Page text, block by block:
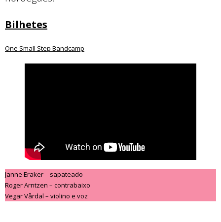
Bilhetes
One Small Step Bandcamp
Janne Eraker – sapateado
Roger Arntzen – contrabaixo
Vegar Vårdal – violino e voz